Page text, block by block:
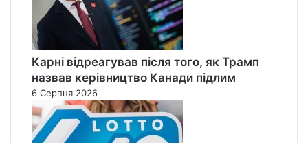
Карні відреагував після того, як Трамп
назвав керівництво Канади підлим
6 Серпня 2026